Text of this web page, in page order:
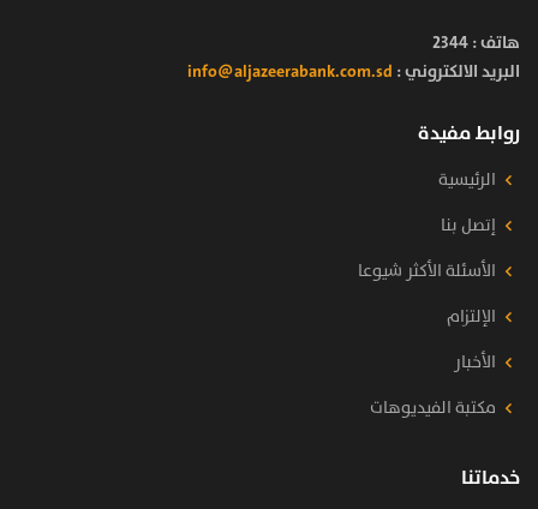
هاتف :2344
البريد الالكتروني : info@aljazeerabank.com.sd
روابط مفيدة
الرئيسية
إتصل بنا
الأسئلة الأكثر شيوعا
الإلتزام
الأخبار
مكتبة الفيديوهات
خدماتنا